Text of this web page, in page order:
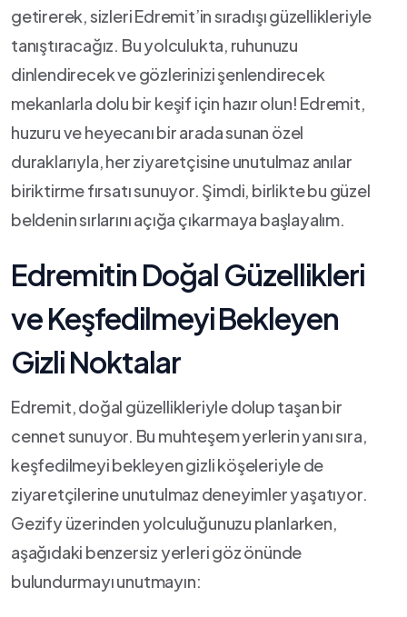
getirerek, sizleri Edremit’in sıradışı ⁣güzellikleriyle
tanıştıracağız. Bu yolculukta, ⁢ruhunuzu
dinlendirecek ve‌ gözlerinizi şenlendirecek
mekanlarla dolu bir keşif için hazır⁢ olun! Edremit,
huzuru ve heyecanı bir​ arada sunan özel
duraklarıyla, her ziyaretçisine unutulmaz anılar ​
biriktirme fırsatı sunuyor. Şimdi, birlikte bu güzel
beldenin sırlarını açığa çıkarmaya başlayalım.
Edremitin‌ Doğal Güzellikleri
ve Keşfedilmeyi⁤ Bekleyen
‌Gizli Noktalar
Edremit,‌ doğal güzellikleriyle dolup ⁤taşan ​bir
cennet​ sunuyor. ⁢Bu‍ muhteşem yerlerin yanı sıra,
‍keşfedilmeyi⁢ bekleyen gizli köşeleriyle ⁣de
ziyaretçilerine unutulmaz ⁢deneyimler yaşatıyor.
Gezify üzerinden yolculuğunuzu‌ planlarken,
aşağıdaki⁢ benzersiz yerleri‌ göz önünde
bulundurmayı unutmayın: